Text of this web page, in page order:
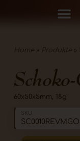
Home Produkte
60x50x5mm, 18g